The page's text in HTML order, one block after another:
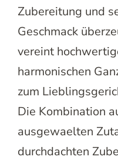
Zubereitung und
Geschmack
vereint
harmonischen
zum
Die Kombination
ausgewaelten
durchdachten